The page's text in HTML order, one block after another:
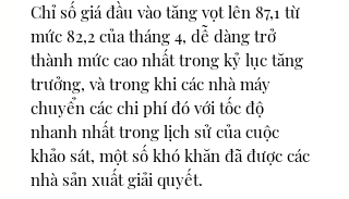
Chỉ số giá đầu vào tăng vọt lên 87,1 từ
mức 82,2 của tháng 4, dễ dàng trở
thành mức cao nhất trong kỷ lục tăng
trưởng, và trong khi các nhà máy
chuyển các chi phí đó với tốc độ
nhanh nhất trong lịch sử của cuộc
khảo sát, một số khó khăn đã được các
nhà sản xuất giải quyết.